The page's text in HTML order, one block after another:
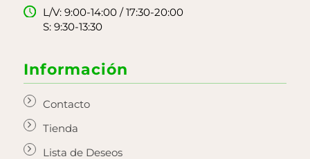
L/V: 9:00-14:00 / 17:30-20:00
S: 9:30-13:30
Información
Contacto
Tienda
Lista de Deseos